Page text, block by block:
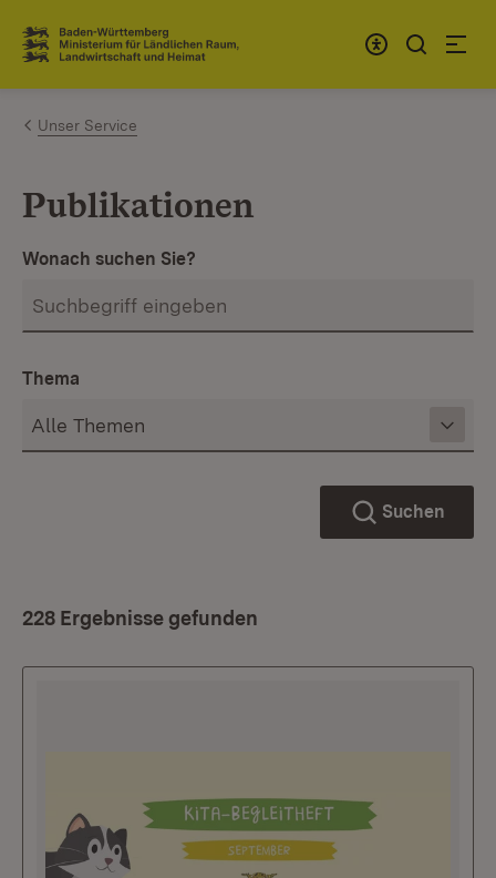
Zum Inhalt springen
Link zur Startseite
Unser Service
Publikationen
Wonach suchen Sie?
Thema
Suchen
228 Ergebnisse gefunden